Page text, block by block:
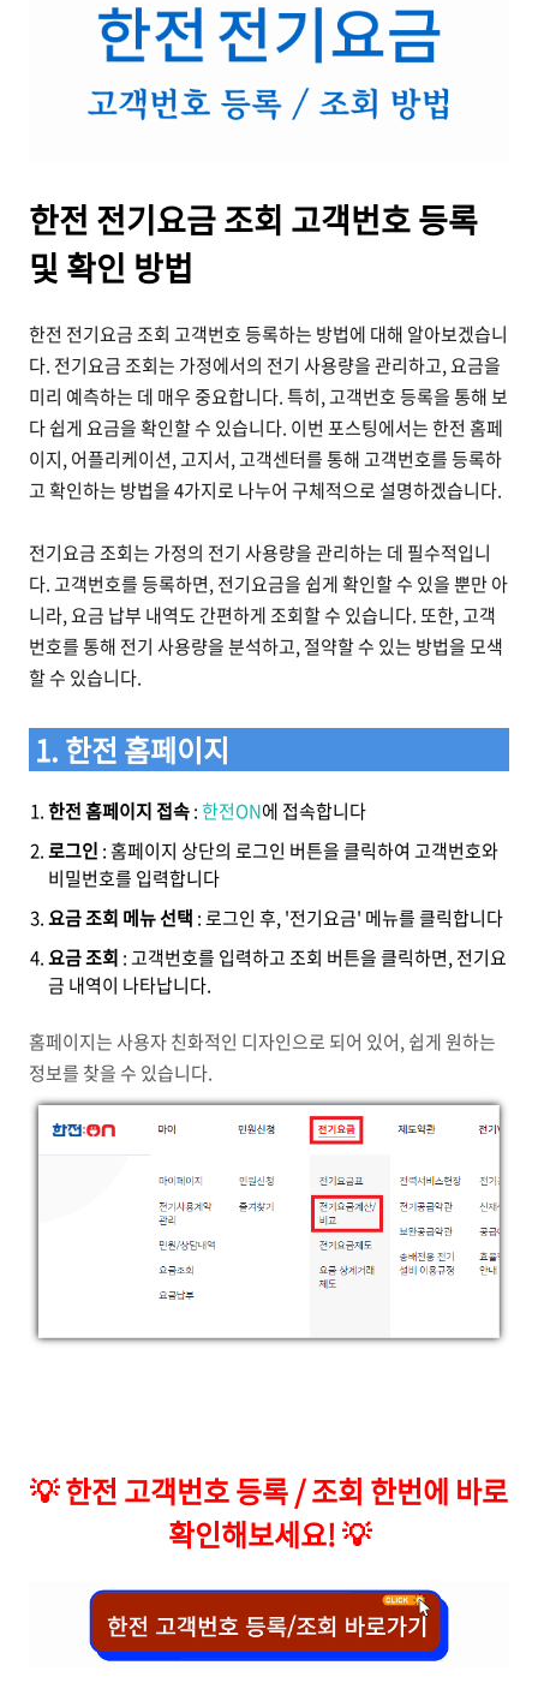
한전 전기요금 조회 고객번호 등록
및 확인 방법
한전 전기요금 조회 고객번호 등록하는 방법에 대해 알아보겠습니
다. 전기요금 조회는 가정에서의 전기 사용량을 관리하고, 요금을
미리 예측하는 데 매우 중요합니다. 특히, 고객번호 등록을 통해 보
다 쉽게 요금을 확인할 수 있습니다. 이번 포스팅에서는 한전 홈페
이지, 어플리케이션, 고지서, 고객센터를 통해 고객번호를 등록하
고 확인하는 방법을 4가지로 나누어 구체적으로 설명하겠습니다.
전기요금 조회는 가정의 전기 사용량을 관리하는 데 필수적입니
다. 고객번호를 등록하면, 전기요금을 쉽게 확인할 수 있을 뿐만 아
니라, 요금 납부 내역도 간편하게 조회할 수 있습니다. 또한, 고객
번호를 통해 전기 사용량을 분석하고, 절약할 수 있는 방법을 모색
할 수 있습니다.
1. 한전 홈페이지
한전 홈페이지 접속:한전ON에 접속합니다
로그인 : 홈페이지 상단의 로그인 버튼을 클릭하여 고객번호와
비밀번호를 입력합니다
요금 조회 메뉴 선택 : 로그인 후, '전기요금' 메뉴를 클릭합니다
요금 조회 : 고객번호를 입력하고 조회 버튼을 클릭하면, 전기요
금 내역이 나타납니다.
홈페이지는 사용자 친화적인 디자인으로 되어 있어, 쉽게 원하는
정보를 찾을 수 있습니다.
💡한전 고객번호 등록 / 조회 한번에 바로
확인해보세요!💡